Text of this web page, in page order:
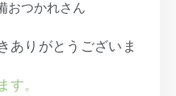
おつかれさん
ありがとうございま
す。